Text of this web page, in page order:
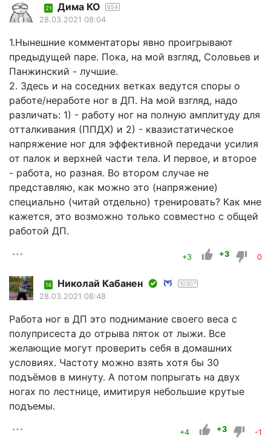
21 Дима КО 654
28.03.2021 08:04
1.Нынешние комментаторы явно проигрывают
предыдущей паре. Пока, на мой взгляд, Соловьев и
Панжинский - лучшие.
2. Здесь и на соседних ветках ведутся споры о
работе/неработе ног в ДП. На мой взгляд, надо
различать: 1) - работу ног на полную амплитуду для
отталкивания (ППДХ) и 2) - квазистатическое
напряжение ног для эффективной передачи усилия
от палок и верхней части тела. И первое, и второе
- работа, но разная. Во втором случае не
представляю, как можно это (напряжение)
специально (читай отдельно) тренировать? Как мне
кажется, это возможно только совместно с общей
работой ДП.
+3 +3 0
14 Николай Кабанен 10307
28.03.2021 08:48
Работа ног в ДП это поднимание своего веса с
полуприсеста до отрыва пяток от лыжи. Все
желающие могут проверить себя в домашних
условиях. Частоту можно взять хотя бы 30
подъёмов в минуту. А потом попрыгать на двух
ногах по лестнице, имитируя небольшие крутые
подъемы.
+4 +3 -1